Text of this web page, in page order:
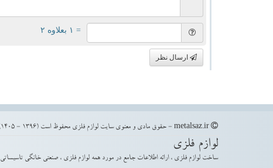
= ۱ بعلاوه ۲
ارسال نظر
لوازم فلزی
ساخت لوازم فلزی ، ارائه اطلاعات جامع در مورد همه لوازم فلزی ، صنعتی خانگی تاسیساتی